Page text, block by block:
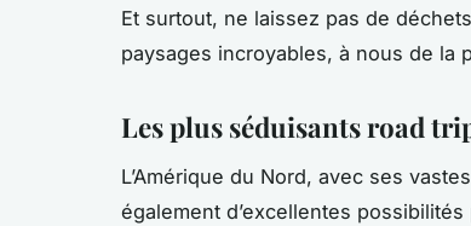
Et surtout, ne laissez pas de
paysages incroyables, à nous de la
Les plus séduisants road
L’Amérique du Nord, avec ses
également d’excellentes